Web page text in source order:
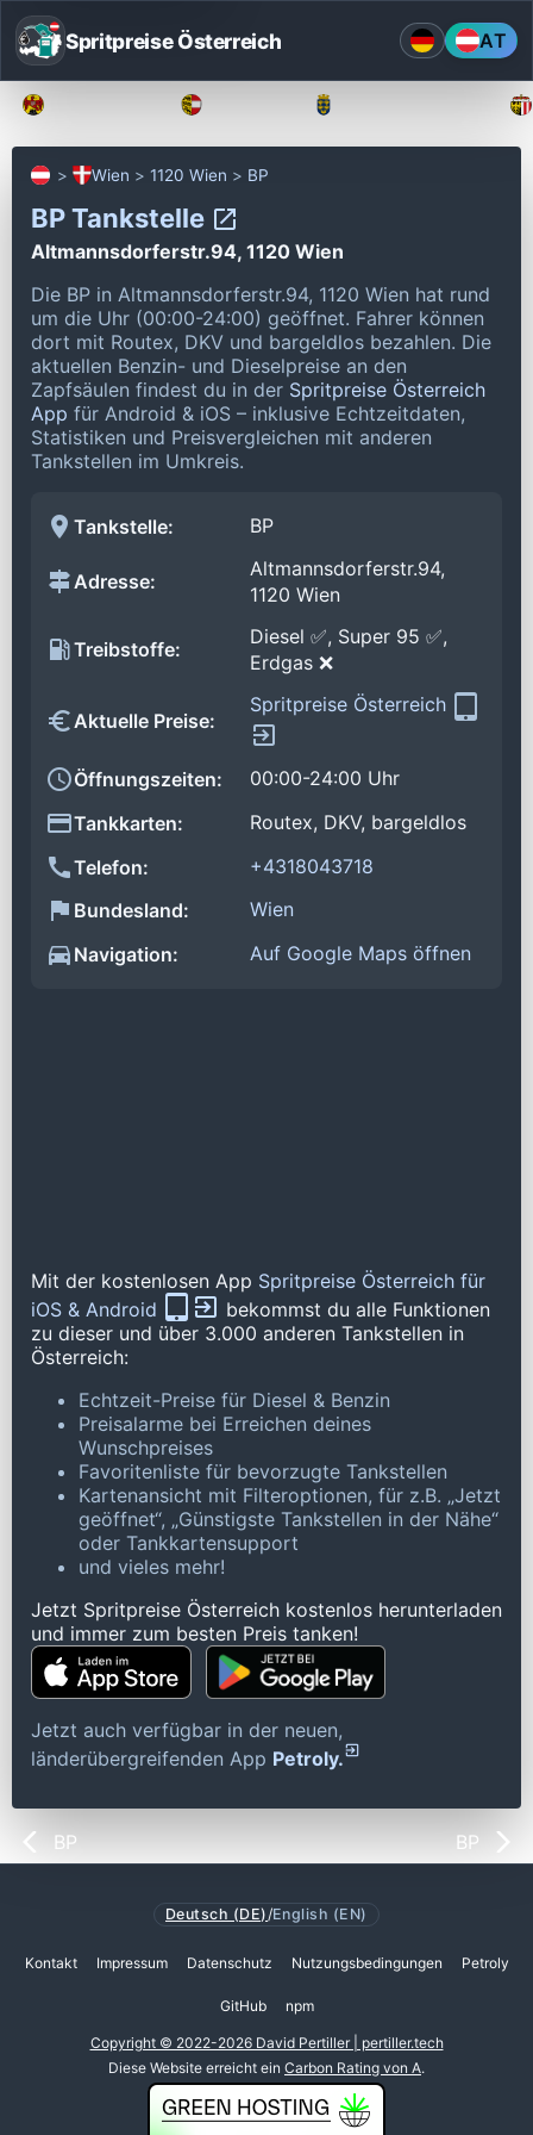
Spritpreise Österreich AT
Wien 1120 Wien BP
BP Tankstelle
Altmannsdorferstr.94, 1120 Wien
Die BP in Altmannsdorferstr.94, 1120 Wien hat rund
um die Uhr (00:00-24:00) geöffnet. Fahrer können
dort mit Routex, DKV und bargeldlos bezahlen. Die
aktuellen Benzin- und Dieselpreise an den
Zapfsäulen findest du in der Spritpreise Österreich
App für Android & iOS – inklusive Echtzeitdaten,
Statistiken und Preisvergleichen mit anderen
Tankstellen im Umkreis.
Tankstelle: BP
Adresse:
Altmannsdorferstr.94,
1120 Wien
Treibstoffe:
Diesel ✅, Super 95 ✅,
Erdgas ❌
Aktuelle Preise:
Spritpreise Österreich
Öffnungszeiten:
00:00-24:00 Uhr
Tankkarten:
Routex, DKV, bargeldlos
Telefon:
+4318043718
Bundesland:
Wien
Navigation:
Auf Google Maps öffnen
Mit der kostenlosen App Spritpreise Österreich für
iOS & Android
bekommst du alle Funktionen
zu dieser und über 3.000 anderen Tankstellen in
Österreich:
Echtzeit-Preise für Diesel & Benzin
Preisalarme bei Erreichen deines
Wunschpreises
Favoritenliste für bevorzugte Tankstellen
Kartenansicht mit Filteroptionen, für z.B. „Jetzt
geöffnet“, „Günstigste Tankstellen in der Nähe“
oder Tankkartensupport
und vieles mehr!
Jetzt Spritpreise Österreich kostenlos herunterladen
und immer zum besten Preis tanken!
Jetzt auch verfügbar in der neuen,
länderübergreifenden App Petroly.
BP BP
Deutsch (DE)/English (EN)
Kontakt Impressum Datenschutz Nutzungsbedingungen Petroly
GitHub npm
Copyright © 2022-2026 David Pertiller | pertiller.tech
Diese Website erreicht ein Carbon Rating von A.